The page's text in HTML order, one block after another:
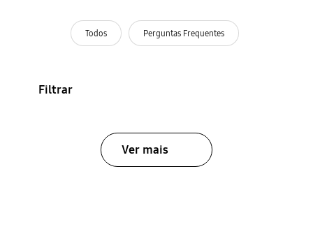
Todos Perguntas Frequentes
Filtrar
Ver mais